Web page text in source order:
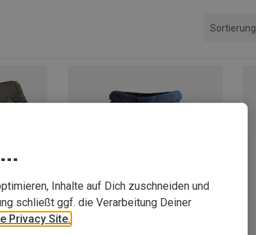
Sortierung
Inhalte auf Dich zuschneiden und
schließt ggf. die Verarbeitung Deiner
Privacy Site.